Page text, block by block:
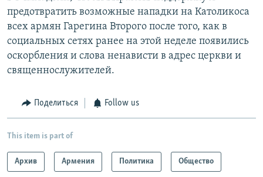
предотвратить возможные нападки на Католикоса
всех армян Гарегина Второго после того, как в
социальных сетях ранее на этой неделе появились
оскорбления и слова ненависти в адрес церкви и
священнослужителей.
Поделиться Follow us
This item is part of
Архив Армения Политика Общество